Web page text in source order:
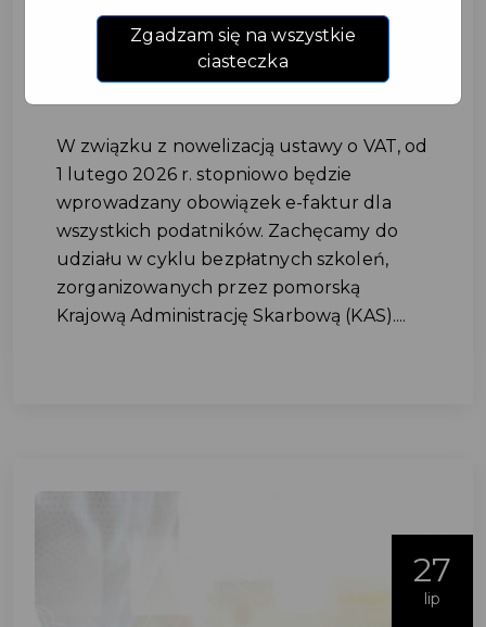
#SZKOLENIA
#URZĄDSKARBOWY
W związku z nowelizacją ustawy o VAT, od
1 lutego 2026 r. stopniowo będzie
wprowadzany obowiązek e-faktur dla
wszystkich podatników. Zachęcamy do
udziału w cyklu bezpłatnych szkoleń,
zorganizowanych przez pomorską
Krajową Administrację Skarbową (KAS)....
27
lip
Zgadzam się na wszystkie
ciasteczka